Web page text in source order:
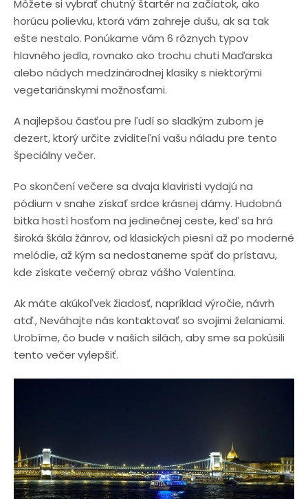
Môžete si vybrať chutný štartér na začiatok, ako
horúcu polievku, ktorá vám zahreje dušu, ak sa tak
ešte nestalo. Ponúkame vám 6 rôznych typov
hlavného jedla, rovnako ako trochu chuti Maďarska
alebo nádych medzinárodnej klasiky s niektorými
vegetariánskymi možnosťami.
A najlepšou časťou pre ľudí so sladkým zubom je
dezert, ktorý určite zviditeľní vašu náladu pre tento
špeciálny večer.
Po skončení večere sa dvaja klaviristi vydajú na
pódium v ​​snahe získať srdce krásnej dámy. Hudobná
bitka hostí hosťom na jedinečnej ceste, keď sa hrá
široká škála žánrov, od klasických piesní až po moderné
melódie, až kým sa nedostaneme späť do prístavu,
kde získate večerný obraz vášho Valentína.
Ak máte akúkoľvek žiadosť, napríklad výročie, návrh
atď., Neváhajte nás kontaktovať so svojimi želaniami.
Urobíme, čo bude v našich silách, aby sme sa pokúsili
tento večer vylepšiť.